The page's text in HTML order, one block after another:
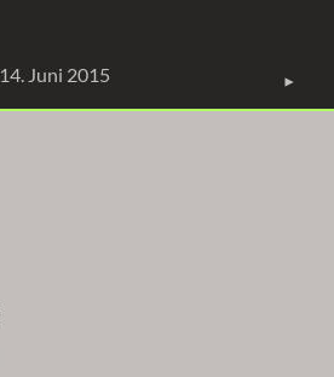
14. Juni 2015